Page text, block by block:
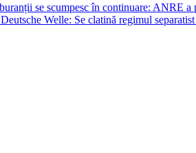
se scumpesc în continuare: ANRE a
Welle: Se clatină regimul